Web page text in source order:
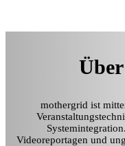
mothergrid ist
Videoreportagen und